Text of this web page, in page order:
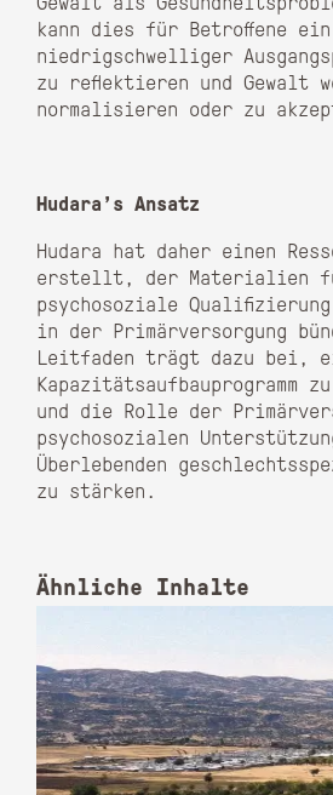
kann dies für Betroffene ein
niedrigschwelliger
zu reflektieren und Gewalt
normalisieren oder zu
Hudara’s Ansatz
Hudara hat daher einen
erstellt, der Materialien
psychosoziale
in der Primärversorgung
Leitfaden trägt dazu bei,
Kapazitätsaufbauprogramm
und die Rolle der
psychosozialen
Überlebenden
zu stärken.
Ähnliche Inhalte